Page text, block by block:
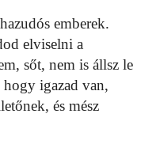
emberek.
elviselni a
sőt, nem is állsz le
igazad van,
és mész